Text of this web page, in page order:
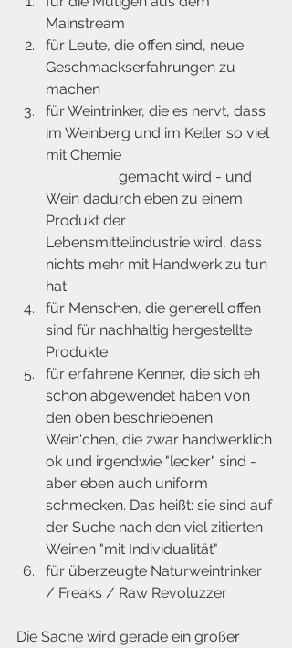
Mainstream
für Leute, die offen sind, neue
Geschmackserfahrungen zu
machen
für Weintrinker, die es nervt, dass
im Weinberg und im Keller so viel
mit Chemie
Wein dadurch eben zu einem
Produkt der
Lebensmittelindustrie wird, dass
nichts mehr mit Handwerk zu tun
hat
für Menschen, die generell offen
sind für nachhaltig hergestellte
Produkte
für erfahrene Kenner, die sich eh
schon abgewendet haben von
den oben beschriebenen
Wein‘chen, die zwar handwerklich
ok und irgendwie "lecker" sind -
aber eben auch uniform
schmecken. Das heißt: sie sind auf
der Suche nach den viel zitierten
Weinen "mit Individualität"
für überzeugte Naturweintrinker
/ Freaks / Raw Revoluzzer
Die Sache wird gerade ein großer